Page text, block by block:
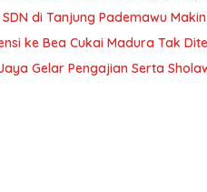
di Tanjung Pademawu
ke Bea Cukai Madura Tak
Gelar Pengajian Serta